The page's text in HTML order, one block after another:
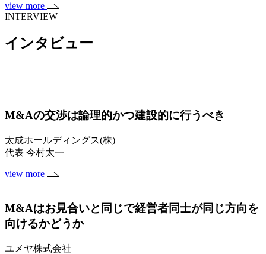
view more
INTERVIEW
インタビュー
M&Aの交渉は論理的かつ建設的に行うべき
太成ホールディングス(株)
代表 今村太一
view more
M&Aはお見合いと同じで経営者同士が同じ方向を
向けるかどうか
ユメヤ株式会社